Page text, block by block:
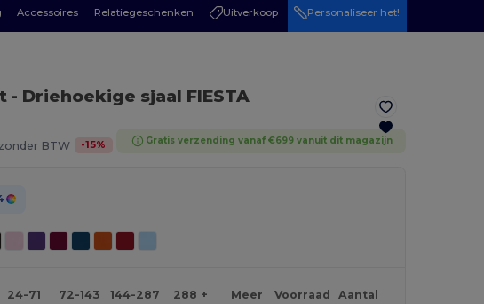
Accessoires Relatiegeschenken Uitverkoop Personaliseer het!
- Driehoekige sjaal FIESTA
zonder BTW -15% Gratis verzending vanaf €699 vanuit dit magazijn
24-71 72-143 144-287 288 + Meer Voorraad Aantal